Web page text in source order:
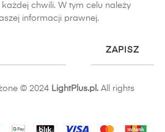
chwili. W tym celu należy
informacji prawnej.
ZAPISZ
© 2024 LightPlus.pl. All rights